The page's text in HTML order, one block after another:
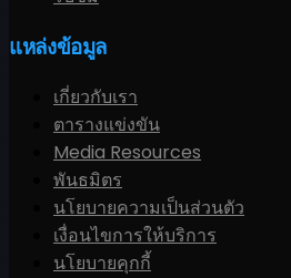
แหล่งข้อมูล
เกี่ยวกับเรา
ตารางแข่งขัน
Media Resources
พันธมิตร
นโยบายความเป็นส่วนตัว
เงื่อนไขการให้บริการ
นโยบายคุกกี้